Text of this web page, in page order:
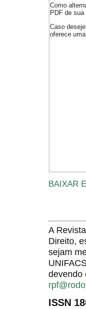
Como
PDF de
Caso
oferece
BAIXAR
A
Direito,
sejam
devendo
ISSN